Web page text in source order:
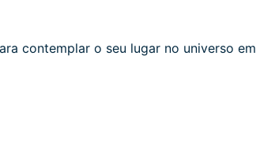
contemplar o seu lugar no universo